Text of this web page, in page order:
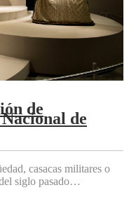
de
de
casacas militares o
del siglo pasado…